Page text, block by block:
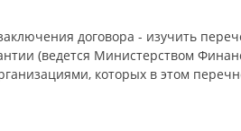
договора - изучить
(ведется Министерством
которых в этом